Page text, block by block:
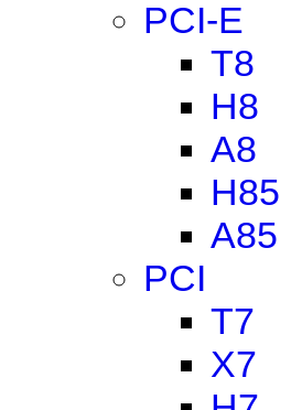
PCI-E
T8
H8
A8
H85
A85
PCI
T7
X7